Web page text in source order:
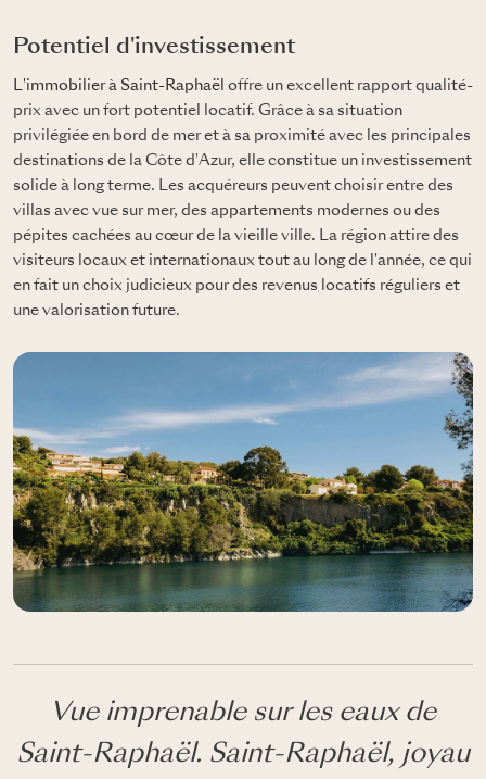
Potentiel d'investissement
L'immobilier à Saint-Raphaël offre un excellent rapport qualité-
prix avec un fort potentiel locatif. Grâce à sa situation
privilégiée en bord de mer et à sa proximité avec les principales
destinations de la Côte d'Azur, elle constitue un investissement
solide à long terme. Les acquéreurs peuvent choisir entre des
villas avec vue sur mer, des appartements modernes ou des
pépites cachées au cœur de la vieille ville. La région attire des
visiteurs locaux et internationaux tout au long de l'année, ce qui
en fait un choix judicieux pour des revenus locatifs réguliers et
une valorisation future.
Vue imprenable sur les eaux de
Saint-Raphaël. Saint-Raphaël, joyau